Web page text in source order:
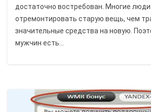
достаточно востребован. Многие
отремонтировать старую вещь, чем
значительные средства на новую.
мужчин есть...